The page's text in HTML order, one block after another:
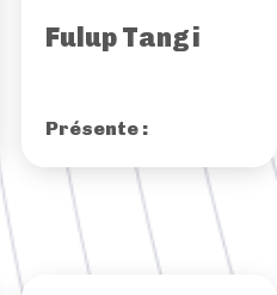
Fulup Tangi
Présente :